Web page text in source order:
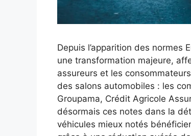
Depuis l’apparition des normes
une transformation majeure,
assureurs et les
des salons automobiles : les
Groupama, Crédit Agricole
désormais ces notes dans la
véhicules mieux notés